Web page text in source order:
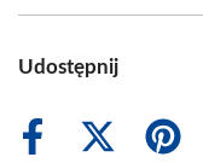
Udostępnij
Share
Share
Share